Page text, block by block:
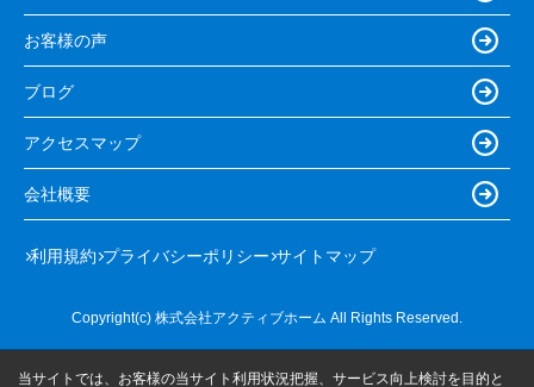
お客様の声
ブログ
アクセスマップ
会社概要
利用規約 プライバシーポリシー サイトマップ
Copyright(c) 株式会社アクティブホーム All Rights Reserved.
当サイトでは、お客様の当サイト利用状況把握、サービス向上検討を目的と